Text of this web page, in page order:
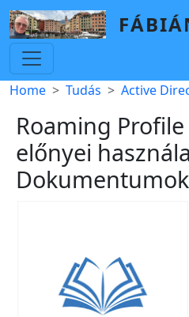
Skip to main content
Breadcrumb
Home Tudás Active
Roaming
előnyei